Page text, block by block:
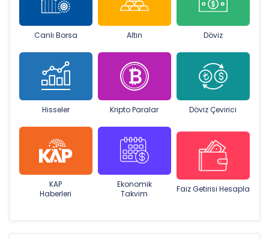
Canlı Borsa Altın Döviz
Hisseler Kripto Paralar Döviz Çevirici
KAP
Haberleri
Ekonomik
Takvim
Faiz Getirisi Hesapla